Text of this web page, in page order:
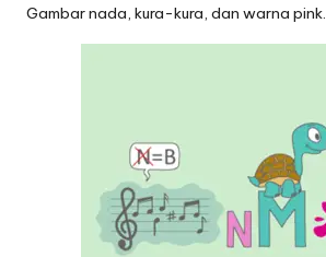
Gambar nada, kura-kura, dan warna pink.